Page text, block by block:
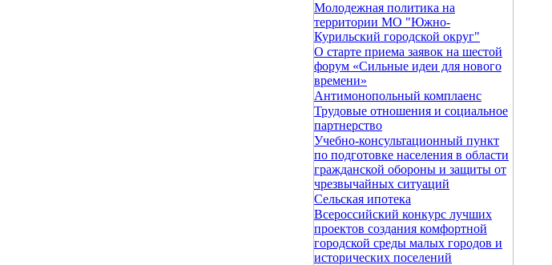
Молодежная политика на
территории МО "Южно-
Курильский городской округ"
О старте приема заявок на шестой
форум «Сильные идеи для нового
времени»
Антимонопольный комплаенс
Трудовые отношения и социальное
партнерство
Учебно-консультационный пункт
по подготовке населения в области
гражданской обороны и защиты от
чрезвычайных ситуаций
Сельская ипотека
Всероссийский конкурс лучших
проектов создания комфортной
городской среды малых городов и
исторических поселений